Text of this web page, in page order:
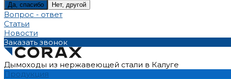
Да, спасибо Нет, другой
Вопрос - ответ
Статьи
Новости
Заказать звонок
Дымоходы из нержавеющей стали в Калуге
Продукция